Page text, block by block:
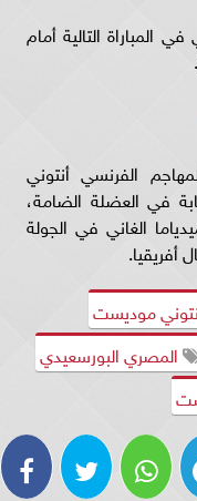
المباراة التالية أمام
الفرنسي أنتوني
في العضلة الضامة،
الغاني في الجولة
أفريقيا.
موديست
المصري البورسعيدي